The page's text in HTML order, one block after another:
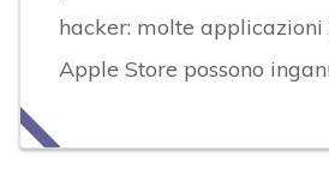
hacker: molte applicazioni
Apple Store possono